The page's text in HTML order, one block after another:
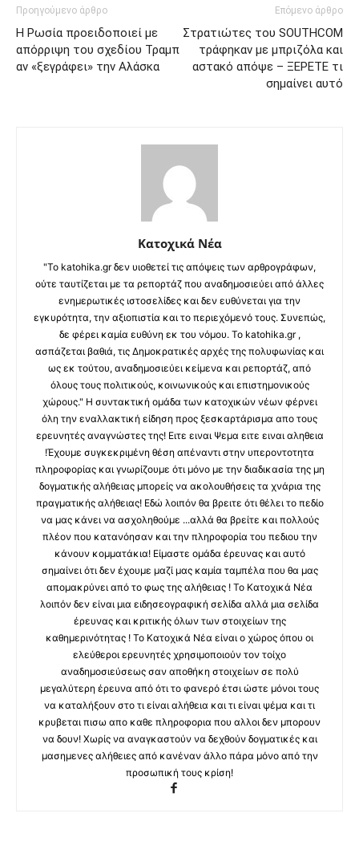
Προηγούμενο άρθρο
Η Ρωσία προειδοποιεί με
απόρριψη του σχεδίου Τραμπ
αν «ξεγράφει» την Αλάσκα
Επόμενο άρθρο
Στρατιώτες του SOUTHCOM
τράφηκαν με μπριζόλα και
αστακό απόψε – ΞΕΡΕΤΕ τι
σημαίνει αυτό
Κατοχικά Νέα
"Το katohika.gr δεν υιοθετεί τις απόψεις των αρθρογράφων,
ούτε ταυτίζεται με τα ρεπορτάζ που αναδημοσιεύει από άλλες
ενημερωτικές ιστοσελίδες και δεν ευθύνεται για την
εγκυρότητα, την αξιοπιστία και το περιεχόμενό τους. Συνεπώς,
δε φέρει καμία ευθύνη εκ του νόμου. Το katohika.gr ,
ασπάζεται βαθιά, τις Δημοκρατικές αρχές της πολυφωνίας και
ως εκ τούτου, αναδημοσιεύει κείμενα και ρεπορτάζ, από
όλους τους πολιτικούς, κοινωνικούς και επιστημονικούς
χώρους." Η συντακτική ομάδα των κατοχικών νέων φέρνει
όλη την εναλλακτική είδηση προς ξεσκαρτάρισμα απο τους
ερευνητές αναγνώστες της! Ειτε ειναι Ψεμα ειτε ειναι αληθεια
!Έχουμε συγκεκριμένη θέση απέναντι στην υπεροντοτητα
πληροφορίας και γνωρίζουμε ότι μόνο με την διαδικασία της μη
δογματικής αλήθειας μπορείς να ακολουθήσεις τα χνάρια της
πραγματικής αλήθειας! Εδώ λοιπόν θα βρειτε ότι θέλει το πεδίο
να μας κάνει να ασχοληθούμε ...αλλά θα βρείτε και πολλούς
πλέον που κατανόησαν και την πληροφορία του πεδιου την
κάνουν κομματάκια! Είμαστε ομάδα έρευνας και αυτό
σημαίνει ότι δεν έχουμε μαζί μας καμία ταμπέλα που θα μας
απομακρύνει από το φως της αλήθειας ! Το Κατοχικά Νέα
λοιπόν δεν είναι μια ειδησεογραφική σελίδα αλλά μια σελίδα
έρευνας και κριτικής όλων των στοιχείων της
καθημερινότητας ! Το Κατοχικά Νέα είναι ο χώρος όπου οι
ελεύθεροι ερευνητές χρησιμοποιούν τον τοίχο
αναδημοσιεύσεως σαν αποθήκη στοιχείων σε πολύ
μεγαλύτερη έρευνα από ότι το φανερό έτσι ώστε μόνοι τους
να καταλήξουν στο τι είναι αλήθεια και τι είναι ψέμα και τι
κρυβεται πισω απο καθε πληροφορια που αλλοι δεν μπορουν
να δουν! Χωρίς να αναγκαστούν να δεχθούν δογματικές και
μασημενες αλήθειες από κανέναν άλλο πάρα μόνο από την
προσωπική τους κρίση!